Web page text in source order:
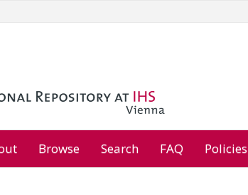
Browse Search FAQ Policies